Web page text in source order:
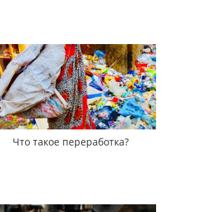
Что такое переработка?